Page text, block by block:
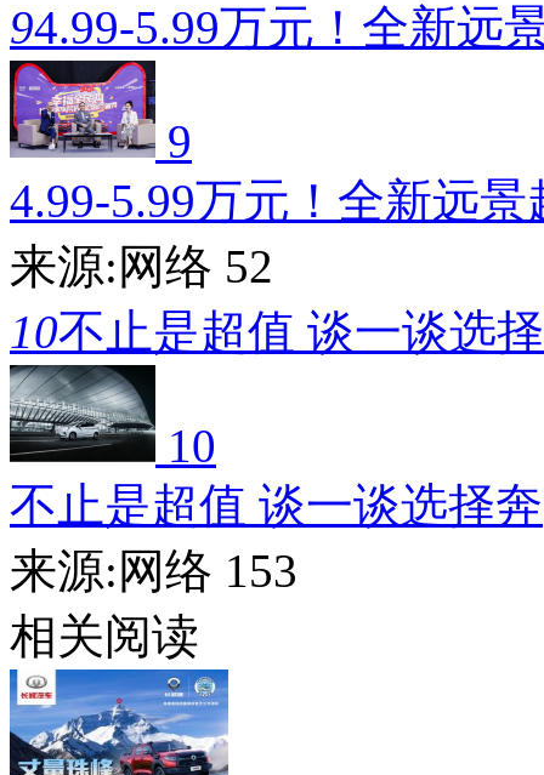
94.99-5.99万元！全新远
9
4.99-5.99万元！全新远景
来源:网络 52
10不止是超值 谈一谈选
10
不止是超值 谈一谈选择奔
来源:网络 153
相关阅读